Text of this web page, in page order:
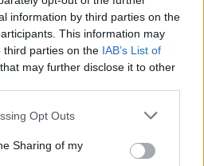
information by third parties on the
This information may
third parties on the IAB’s List of
that may further disclose it to other
Opt Outs
Sharing of my
Heikki Hietanen on